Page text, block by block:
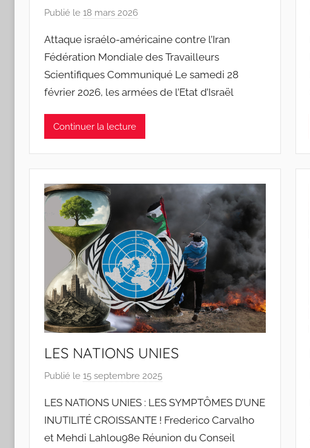
Publié le 18 mars 2026
r
J
o
a
P
i
n
t
d
o
s
S
a
n
t
o
Attaque israélo-américaine contre l’Iran
Fédération Mondiale des Travailleurs
Scientifiques Communiqué Le samedi 28
février 2026, les armées de l’Etat d’Israël
Continuer la lecture
LES NATIONS UNIES
Publié le 15 septembre 2025
r
J
o
LES NATIONS UNIES : LES SYMPTÔMES D’UNE
INUTILITÉ CROISSANTE ! Frederico Carvalho
et Mehdi Lahlou98e Réunion du Conseil